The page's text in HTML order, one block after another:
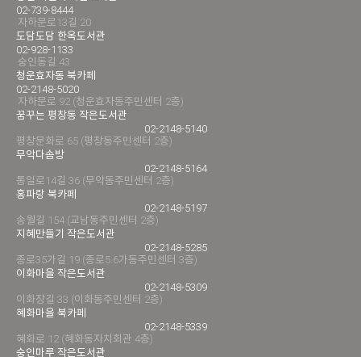
02-739-8444
자하문로13길 20
도담도담 한옥도서관
02-928-1133
숭인동길 43
청운효자동 북카페
02-2148-5020
자하문로 92 (청운효자동주민센터 2층)
꿈꾸는 평창동 작은도서관
02-2148-5140
평창문화로 65 (평창동주민센터 2층)
무악다솜방
02-2148-5164
통일로14길 36 (무악동주민센터 2층)
홍파랑 북카페
02-2148-5197
송월길 154 (교남동주민센터 2층)
지혜만들기 작은도서관
02-2148-5285
종로35가길 19 (종로5.6가동주민센터 3층)
이화마을 작은도서관
02-2148-5309
이화장길 33 (이화동주민센터 2층)
혜화마을 북카페
02-2148-5339
혜화로 12 (혜화동자치회관 4층)
숭인마루 작은도서관